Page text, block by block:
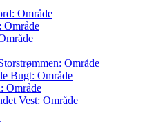
Område
Område
Område
Bugt: Område
Område
Vest: Område